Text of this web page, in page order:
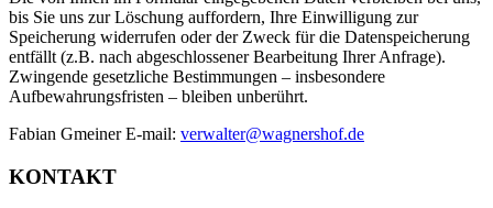
bis Sie uns zur Löschung auffordern, Ihre Einwilligung zur
Speicherung widerrufen oder der Zweck für die Datenspeicherung
entfällt (z.B. nach abgeschlossener Bearbeitung Ihrer Anfrage).
Zwingende gesetzliche Bestimmungen – insbesondere
Aufbewahrungsfristen – bleiben unberührt.
Fabian Gmeiner E-mail: verwalter@wagnershof.de
KONTAKT